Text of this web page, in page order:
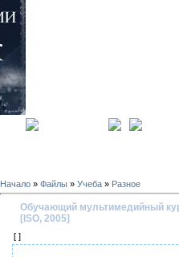
Начало » Файлы » Учеба » Разное
Обучающий мультимедийный
[ISO, 2005]
[ ]